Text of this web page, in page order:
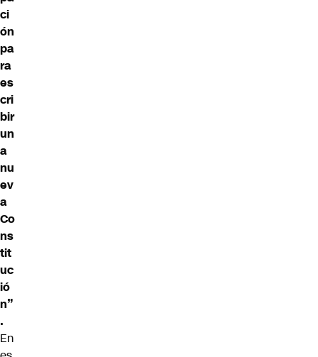
ci
ón
pa
ra
es
cri
bir
un
a
nu
ev
a
Co
ns
tit
uc
ió
n”
.
En